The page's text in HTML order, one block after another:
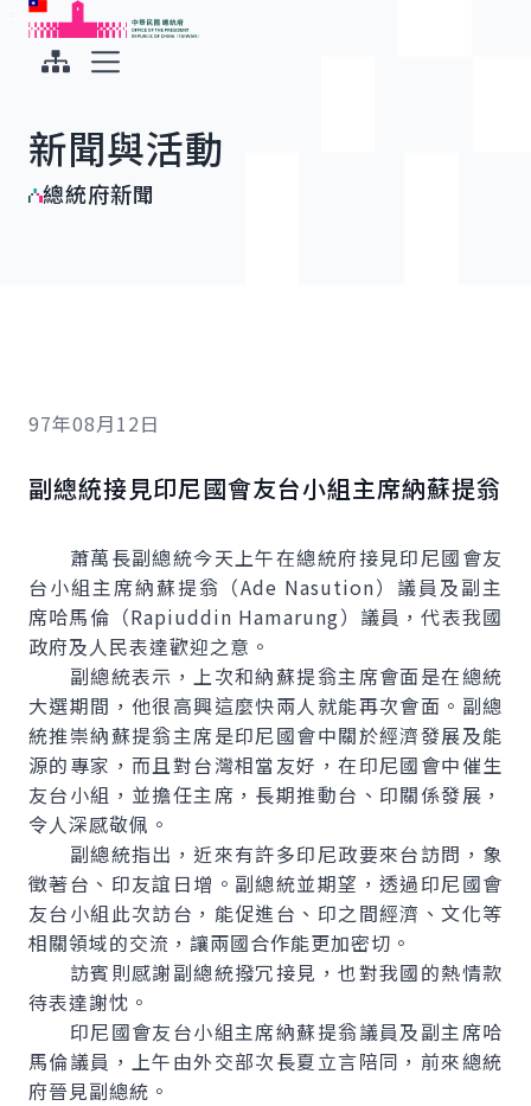
跳到主要內容
中華民國總統府
新聞與活動
總統府新聞
97年08月12日
副總統接見印尼國會友台小組主席納蘇提翁
蕭萬長副總統今天上午在總統府接見印尼國會友
台小組主席納蘇提翁（Ade Nasution）議員及副主
席哈馬倫（Rapiuddin Hamarung）議員，代表我國
政府及人民表達歡迎之意。
副總統表示，上次和納蘇提翁主席會面是在總統
大選期間，他很高興這麼快兩人就能再次會面。副總
統推崇納蘇提翁主席是印尼國會中關於經濟發展及能
源的專家，而且對台灣相當友好，在印尼國會中催生
友台小組，並擔任主席，長期推動台、印關係發展，
令人深感敬佩。
副總統指出，近來有許多印尼政要來台訪問，象
徵著台、印友誼日增。副總統並期望，透過印尼國會
友台小組此次訪台，能促進台、印之間經濟、文化等
相關領域的交流，讓兩國合作能更加密切。
訪賓則感謝副總統撥冗接見，也對我國的熱情款
待表達謝忱。
印尼國會友台小組主席納蘇提翁議員及副主席哈
馬倫議員，上午由外交部次長夏立言陪同，前來總統
府晉見副總統。